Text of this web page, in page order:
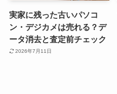
実家に残った古いパソコ
ン・デジカメは売れる？デ
ータ消去と査定前チェック
2026年7月11日